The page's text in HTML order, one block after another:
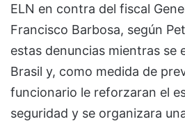
ELN en contra del fiscal
Francisco Barbosa, según
estas denuncias mientras se
Brasil y, como medida de
funcionario le reforzaran el
seguridad y se organizara